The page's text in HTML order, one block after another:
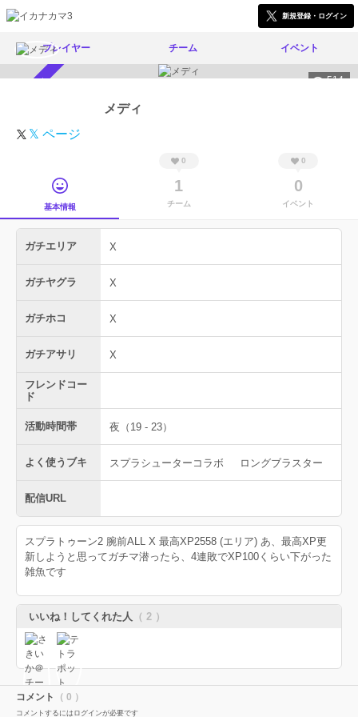
新規登録・ログイン
プレイヤー チーム イベント
514
メディ
𝕏 ページ
基本情報
0
1
チーム
0
0
イベント
ガチエリア X
ガチヤグラ X
ガチホコ X
ガチアサリ X
フレンドコー
ド
活動時間帯 夜（19 - 23）
よく使うブキ スプラシューターコラボ ロングブラスター
配信URL
スプラトゥーン2 腕前ALL X 最高XP2558 (エリア) あ、最高XP更
新しようと思ってガチマ潜ったら、4連敗でXP100くらい下がった
雑魚です
いいね！してくれた人 （ 2 ）
コメント （ 0 ）
コメントするにはログインが必要です